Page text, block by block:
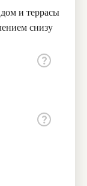
и террасы
снизу